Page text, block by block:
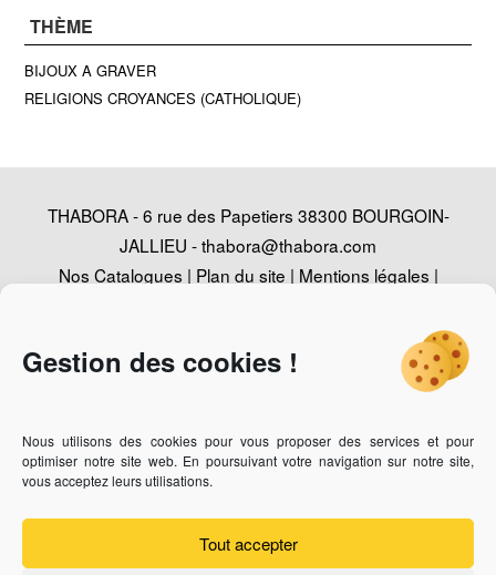
Gestion des cookies !
Nous utilisons des cookies pour vous proposer des services et pour
optimiser notre site web. En poursuivant votre navigation sur notre site,
vous acceptez leurs utilisations.
Tout accepter
THÈME
BIJOUX A GRAVER
RELIGIONS CROYANCES (CATHOLIQUE)
THABORA - 6 rue des Papetiers 38300 BOURGOIN-
JALLIEU -thabora@thabora.com
Nos Catalogues | Plan du site | Mentions légales |
Vous recherchez un revendeur des bijoux Thabora ?Cliquez-
ici
Vous êtes bijoutier professionnel et vous souhaitez devenir